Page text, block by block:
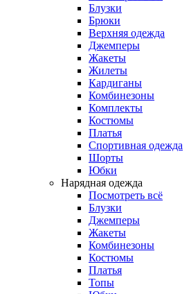
Блузки
Брюки
Верхняя одежда
Джемперы
Жакеты
Жилеты
Кардиганы
Комбинезоны
Комплекты
Костюмы
Платья
Спортивная одежда
Шорты
Юбки
Нарядная одежда
Посмотреть всё
Блузки
Джемперы
Жакеты
Комбинезоны
Костюмы
Платья
Топы